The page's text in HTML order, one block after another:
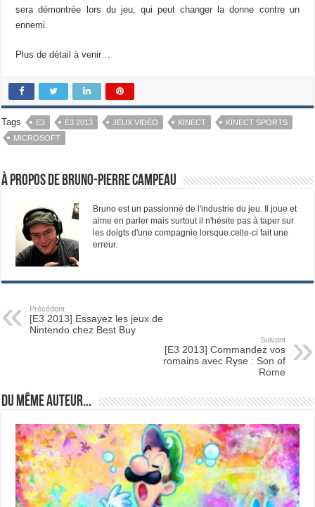
sera démontrée lors du jeu, qui peut changer la donne contre un
ennemi.
Plus de détail à venir…
Tags E3 E3 2013 JEUX VIDÉO KINECT
KINECT SPORTS
MICROSOFT
À propos de Bruno-Pierre Campeau
Bruno est un passionné de l'industrie du jeu. Il joue et
aime en parler mais surtout il n'hésite pas à taper sur
les doigts d'une compagnie lorsque celle-ci fait une
erreur.
Précédent
[E3 2013] Essayez les jeux de
Nintendo chez Best Buy
Suivant
[E3 2013] Commandez vos
romains avec Ryse : Son of
Rome
Du même auteur...